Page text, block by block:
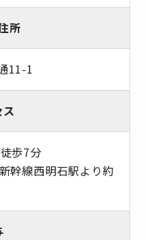
所
11-1
ス
歩7分
幹線西明石駅より約